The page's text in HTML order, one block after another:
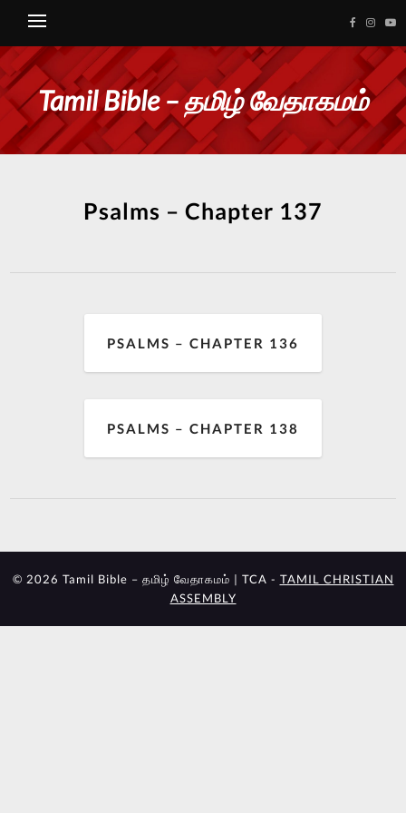
Tamil Bible – தமிழ் வேதாகமம்
Psalms – Chapter 137
PSALMS – CHAPTER 136
PSALMS – CHAPTER 138
© 2026 Tamil Bible – தமிழ் வேதாகமம் | TCA - TAMIL CHRISTIAN
ASSEMBLY